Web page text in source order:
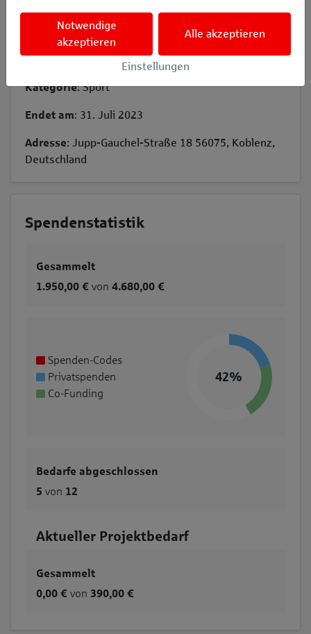
Notwendige
akzeptieren
Alle akzeptieren
Einstellungen
Spendenstatistik
Gesammelt
1.950,00 € von 4.680,00 €
Spenden-Codes
Privatspenden
Co-Funding
42%
Bedarfe abgeschlossen
5 von 12
Aktueller Projektbedarf
Gesammelt
0,00 € von 390,00 €
Kategorie: Sport
Endet am: 31. Juli 2023
Adresse: Jupp-Gauchel-Straße 18 56075, Koblenz,
Deutschland